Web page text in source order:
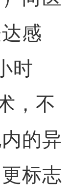
感
时
，不
的异
标志